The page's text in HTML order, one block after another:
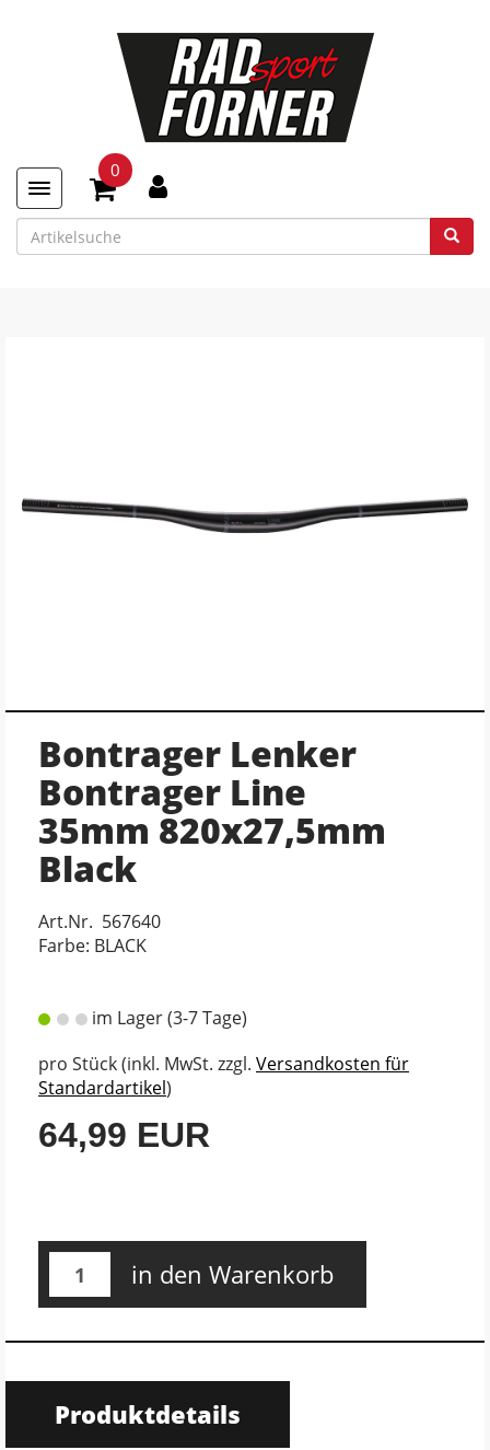
Toggle navigation
0
Bontrager Lenker
Bontrager Line
35mm 820x27,5mm
Black
Art.Nr. 567640
Farbe: BLACK
im Lager (3-7 Tage)
pro Stück (inkl. MwSt. zzgl. Versandkosten für
Standardartikel)
64,99 EUR
in den Warenkorb
Produktdetails